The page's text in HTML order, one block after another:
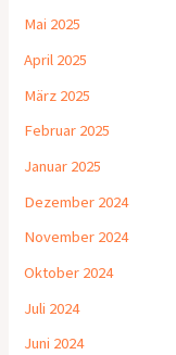
Mai 2025
April 2025
März 2025
Februar 2025
Januar 2025
Dezember 2024
November 2024
Oktober 2024
Juli 2024
Juni 2024